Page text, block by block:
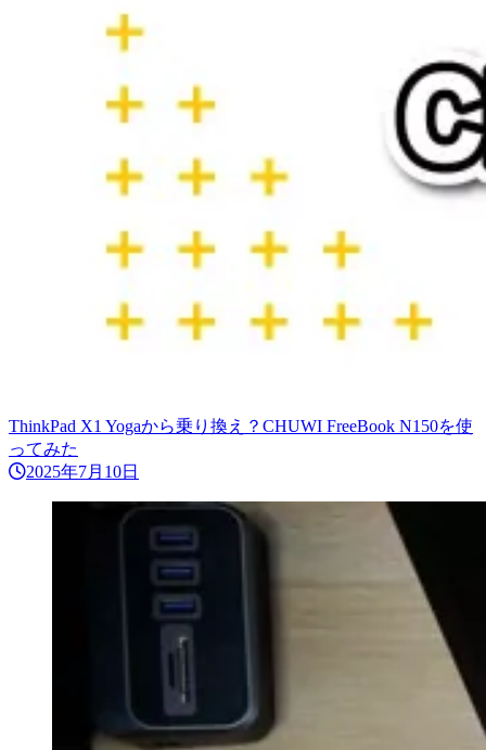
ThinkPad X1 Yogaから乗り換え？CHUWI FreeBook N150を使
ってみた
2025年7月10日